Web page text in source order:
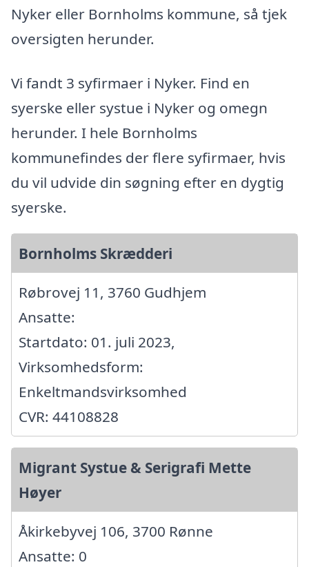
Nyker eller Bornholms kommune, så tjek
oversigten herunder.
Vi fandt 3 syfirmaer i Nyker. Find en
syerske eller systue i Nyker og omegn
herunder. I hele Bornholms
kommunefindes der flere syfirmaer, hvis
du vil udvide din søgning efter en dygtig
syerske.
Bornholms Skrædderi
Røbrovej 11, 3760 Gudhjem
Ansatte:
Startdato: 01. juli 2023,
Virksomhedsform:
Enkeltmandsvirksomhed
CVR: 44108828
Migrant Systue & Serigrafi Mette
Høyer
Åkirkebyvej 106, 3700 Rønne
Ansatte: 0